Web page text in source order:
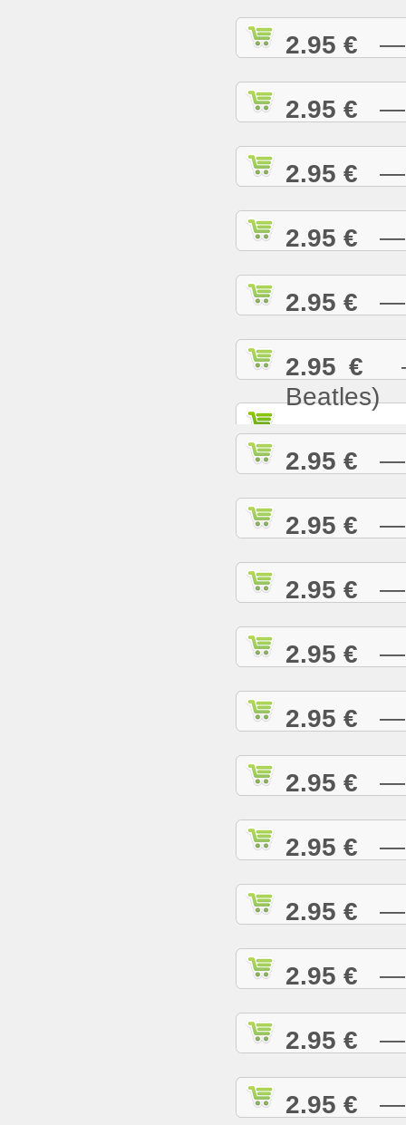
2.95 € —
2.95 € —
2.95 € —
2.95 € —
2.95 € —
2.95 € —
Beatles)
2.95 € —
2.95 € —
2.95 € —
2.95 € —
2.95 € —
2.95 € —
2.95 € —
2.95 € —
2.95 € —
2.95 € —
2.95 € —